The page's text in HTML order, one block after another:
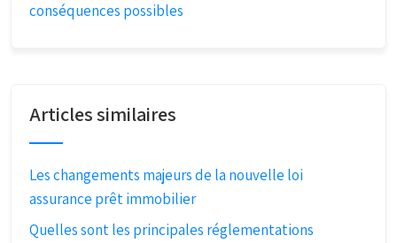
conséquences possibles
Articles similaires
Les changements majeurs de la nouvelle loi
assurance prêt immobilier
Quelles sont les principales réglementations